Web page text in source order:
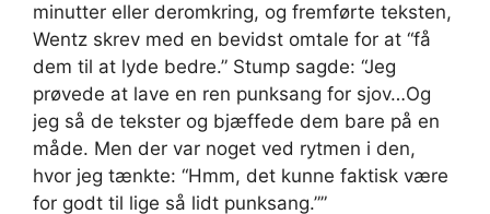
minutter eller deromkring, og fremførte teksten,
Wentz skrev med en bevidst omtale for at “få
dem til at lyde bedre.” Stump sagde: “Jeg
prøvede at lave en ren punksang for sjov…Og
jeg så de tekster og bjæffede dem bare på en
måde. Men der var noget ved rytmen i den,
hvor jeg tænkte: “Hmm, det kunne faktisk være
for godt til lige så lidt punksang.””